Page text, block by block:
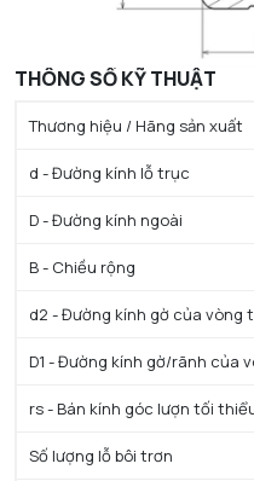
THÔNG SỐ KỸ THUẬT
Thương hiệu / Hãng sản xuất
d - Đường kính lỗ trục
D - Đường kính ngoài
B - Chiều rộng
d2 - Đường kính gờ của vòng
D1 - Đường kính gờ/rãnh của
rs - Bán kính góc lượn tối
Số lượng lỗ bôi trơn